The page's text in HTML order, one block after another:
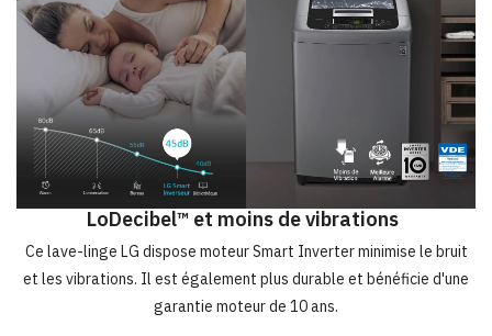
LoDecibel™ et moins de vibrations
Ce lave-linge LG dispose moteur Smart Inverter minimise le bruit
et les vibrations. Il est également plus durable et bénéficie d'une
garantie moteur de 10 ans.